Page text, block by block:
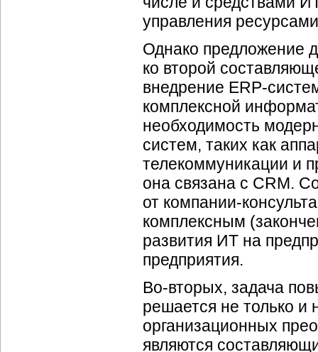
управления
Однако предложение
ко второй
внедрение ERP-
комплексной
необходимость
систем, таких как
телекоммуникации и
она связана с CRM.
от компании-
комплексным
развития ИТ на
предприятия.
Во-вторых, задача
решается не только и
организационных
являются